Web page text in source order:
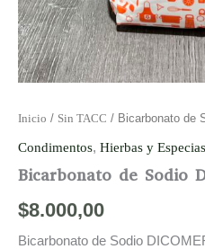
Inicio / Sin TACC / Bicarbonato de
Condimentos, Hierbas y Especias
Bicarbonato de Sodio
$8.000,00
Bicarbonato de Sodio